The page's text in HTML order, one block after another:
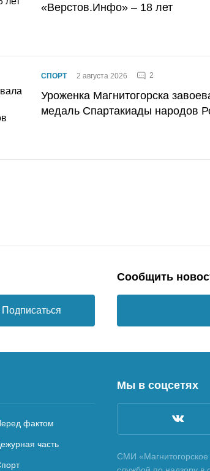
«Верстов.Инфо» – 18 лет
СПОРТ 2 августа 2026 2
Уроженка Магнитогорска
медаль Спартакиады народов
Подписаться
Сообщить
фактом
часть
Мы в соцсетях
СМИ «Магнитогорское